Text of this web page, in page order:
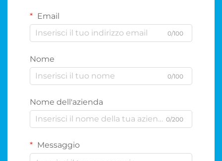
Email
0/100
Nome
0/100
Nome dell'azienda
0/200
Messaggio